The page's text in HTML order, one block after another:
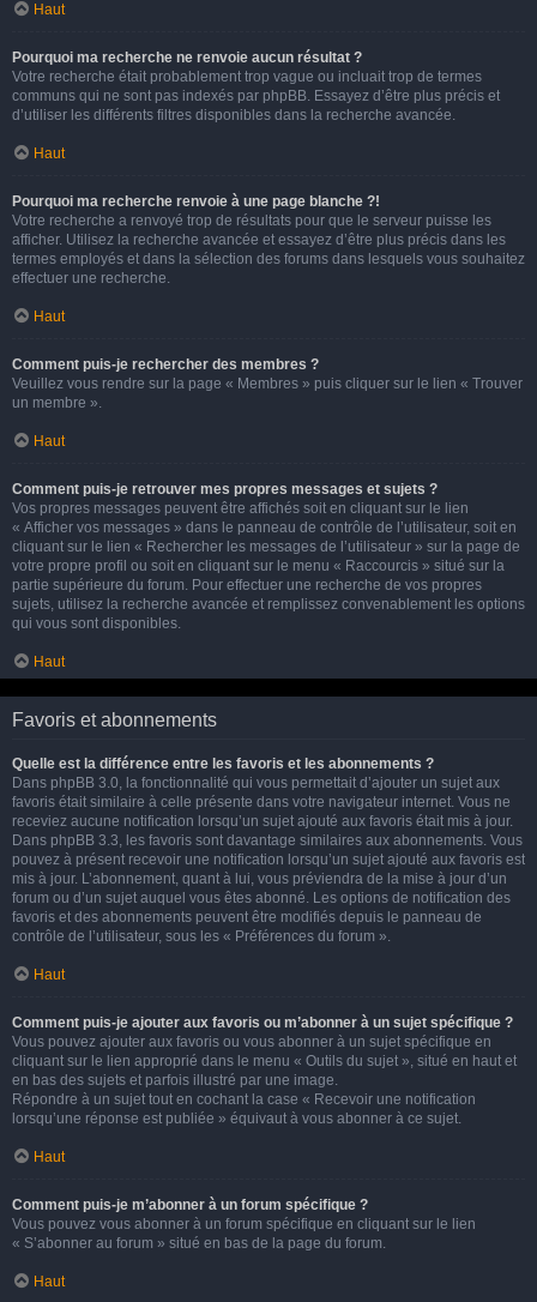
Haut
Pourquoi ma recherche ne renvoie aucun résultat ?
Votre recherche était probablement trop vague ou incluait trop de termes
communs qui ne sont pas indexés par phpBB. Essayez d’être plus précis et
d’utiliser les différents filtres disponibles dans la recherche avancée.
Haut
Pourquoi ma recherche renvoie à une page blanche ?!
Votre recherche a renvoyé trop de résultats pour que le serveur puisse les
afficher. Utilisez la recherche avancée et essayez d’être plus précis dans les
termes employés et dans la sélection des forums dans lesquels vous souhaitez
effectuer une recherche.
Haut
Comment puis-je rechercher des membres ?
Veuillez vous rendre sur la page « Membres » puis cliquer sur le lien « Trouver
un membre ».
Haut
Comment puis-je retrouver mes propres messages et sujets ?
Vos propres messages peuvent être affichés soit en cliquant sur le lien
« Afficher vos messages » dans le panneau de contrôle de l’utilisateur, soit en
cliquant sur le lien « Rechercher les messages de l’utilisateur » sur la page de
votre propre profil ou soit en cliquant sur le menu « Raccourcis » situé sur la
partie supérieure du forum. Pour effectuer une recherche de vos propres
sujets, utilisez la recherche avancée et remplissez convenablement les options
qui vous sont disponibles.
Haut
Favoris et abonnements
Quelle est la différence entre les favoris et les abonnements ?
Dans phpBB 3.0, la fonctionnalité qui vous permettait d’ajouter un sujet aux
favoris était similaire à celle présente dans votre navigateur internet. Vous ne
receviez aucune notification lorsqu’un sujet ajouté aux favoris était mis à jour.
Dans phpBB 3.3, les favoris sont davantage similaires aux abonnements. Vous
pouvez à présent recevoir une notification lorsqu’un sujet ajouté aux favoris est
mis à jour. L’abonnement, quant à lui, vous préviendra de la mise à jour d’un
forum ou d’un sujet auquel vous êtes abonné. Les options de notification des
favoris et des abonnements peuvent être modifiés depuis le panneau de
contrôle de l’utilisateur, sous les « Préférences du forum ».
Haut
Comment puis-je ajouter aux favoris ou m’abonner à un sujet spécifique ?
Vous pouvez ajouter aux favoris ou vous abonner à un sujet spécifique en
cliquant sur le lien approprié dans le menu « Outils du sujet », situé en haut et
en bas des sujets et parfois illustré par une image.
Répondre à un sujet tout en cochant la case « Recevoir une notification
lorsqu’une réponse est publiée » équivaut à vous abonner à ce sujet.
Haut
Comment puis-je m’abonner à un forum spécifique ?
Vous pouvez vous abonner à un forum spécifique en cliquant sur le lien
« S’abonner au forum » situé en bas de la page du forum.
Haut